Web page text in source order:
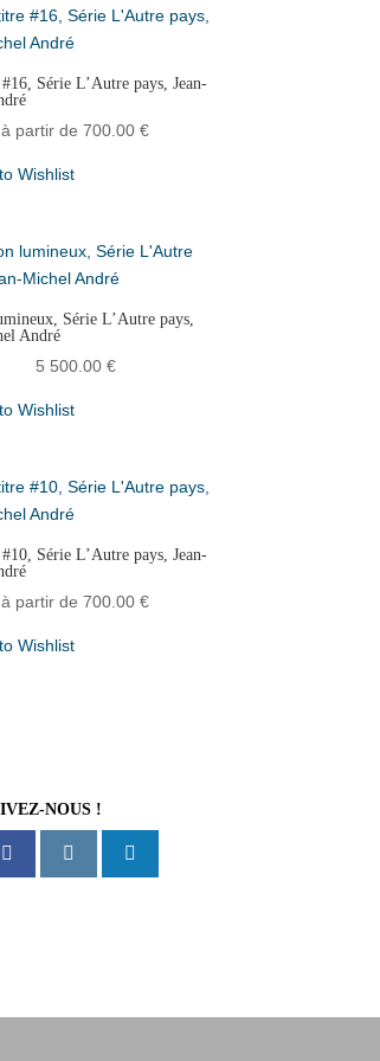
Série L’Autre pays, Jean-
à partir de700.00€
Wishlist
Série L’Autre pays,
André
5 500.00 €
Wishlist
Série L’Autre pays, Jean-
à partir de700.00€
Wishlist
NOUS !